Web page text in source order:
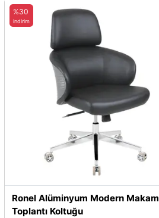
Ronel Alüminyum Modern Makam
Toplantı Koltuğu
%30
indirim